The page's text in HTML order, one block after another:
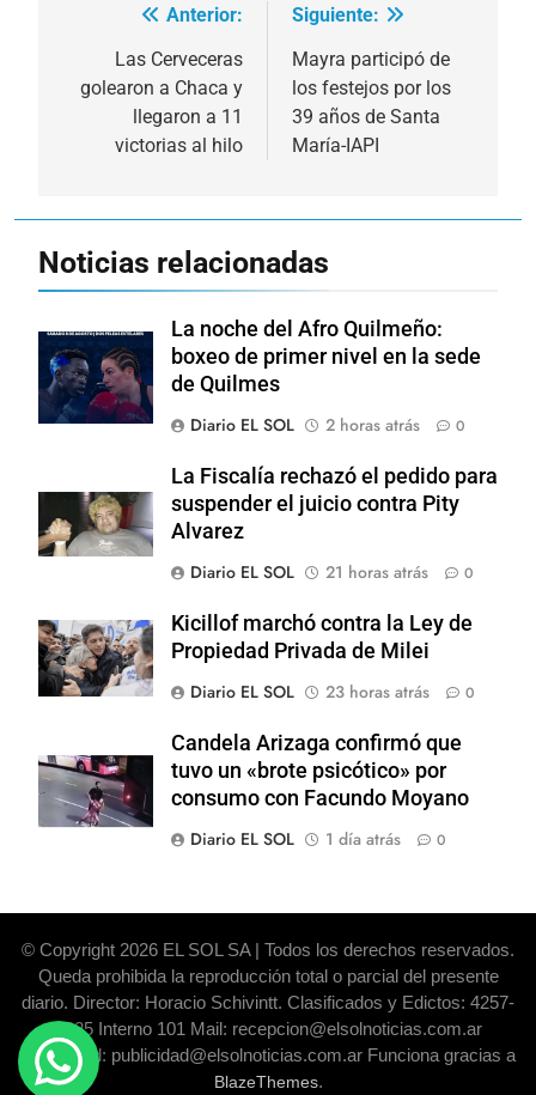
Navegación
entradas
Anterior:
Las Cerveceras
golearon a Chaca y
llegaron a 11
victorias al hilo
Siguiente:
Mayra participó de
los festejos por los
39 años de Santa
María-IAPI
Noticias relacionadas
La noche del Afro Quilmeño:
boxeo de primer nivel en la sede
de Quilmes
Diario EL SOL
2 horas atrás 0
La Fiscalía rechazó el pedido para
suspender el juicio contra Pity
Alvarez
Diario EL SOL
21 horas atrás 0
Kicillof marchó contra la Ley de
Propiedad Privada de Milei
Diario EL SOL
23 horas atrás 0
Candela Arizaga confirmó que
tuvo un «brote psicótico» por
consumo con Facundo Moyano
Diario EL SOL
1 día atrás 0
© Copyright 2026 EL SOL SA | Todos los derechos reservados.
Queda prohibida la reproducción total o parcial del presente
diario. Director: Horacio Schivintt. Clasificados y Edictos: 4257-
6325 Interno 101 Mail: recepcion@elsolnoticias.com.ar
Publicidad: publicidad@elsolnoticias.com.ar Funciona gracias a
BlazeThemes.